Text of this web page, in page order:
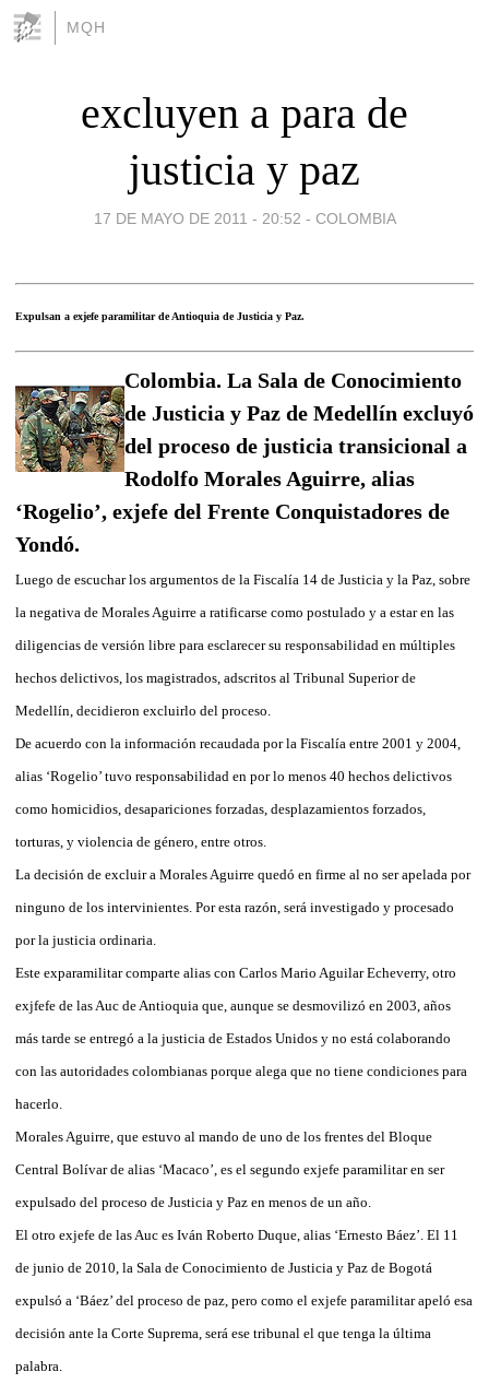
MQH
excluyen a para de
justicia y paz
17 DE MAYO DE 2011 - 20:52 - COLOMBIA
Expulsan a exjefe paramilitar de Antioquia de Justicia y Paz.
Colombia. La Sala de Conocimiento
de Justicia y Paz de Medellín excluyó
del proceso de justicia transicional a
Rodolfo Morales Aguirre, alias
‘Rogelio’, exjefe del Frente Conquistadores de
Yondó.
Luego de escuchar los argumentos de la Fiscalía 14 de Justicia y la Paz, sobre
la negativa de Morales Aguirre a ratificarse como postulado y a estar en las
diligencias de versión libre para esclarecer su responsabilidad en múltiples
hechos delictivos, los magistrados, adscritos al Tribunal Superior de
Medellín, decidieron excluirlo del proceso.
De acuerdo con la información recaudada por la Fiscalía entre 2001 y 2004,
alias ‘Rogelio’ tuvo responsabilidad en por lo menos 40 hechos delictivos
como homicidios, desapariciones forzadas, desplazamientos forzados,
torturas, y violencia de género, entre otros.
La decisión de excluir a Morales Aguirre quedó en firme al no ser apelada por
ninguno de los intervinientes. Por esta razón, será investigado y procesado
por la justicia ordinaria.
Este exparamilitar comparte alias con Carlos Mario Aguilar Echeverry, otro
exjfefe de las Auc de Antioquia que, aunque se desmovilizó en 2003, años
más tarde se entregó a la justicia de Estados Unidos y no está colaborando
con las autoridades colombianas porque alega que no tiene condiciones para
hacerlo.
Morales Aguirre, que estuvo al mando de uno de los frentes del Bloque
Central Bolívar de alias ‘Macaco’, es el segundo exjefe paramilitar en ser
expulsado del proceso de Justicia y Paz en menos de un año.
El otro exjefe de las Auc es Iván Roberto Duque, alias ‘Ernesto Báez’. El 11
de junio de 2010, la Sala de Conocimiento de Justicia y Paz de Bogotá
expulsó a ‘Báez’ del proceso de paz, pero como el exjefe paramilitar apeló esa
decisión ante la Corte Suprema, será ese tribunal el que tenga la última
palabra.